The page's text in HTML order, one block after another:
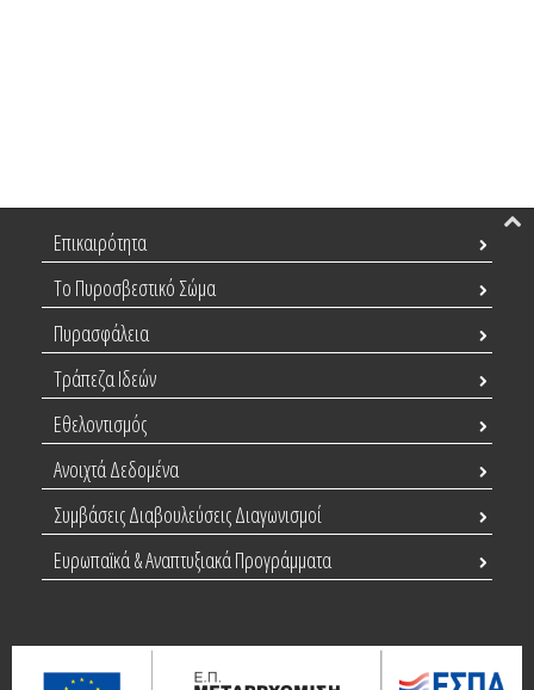
Επικαιρότητα
Το Πυροσβεστικό Σώμα
Πυρασφάλεια
Τράπεζα Ιδεών
Εθελοντισμός
Ανοιχτά Δεδομένα
Συμβάσεις Διαβουλεύσεις Διαγωνισμοί
Ευρωπαϊκά & Αναπτυξιακά Προγράμματα